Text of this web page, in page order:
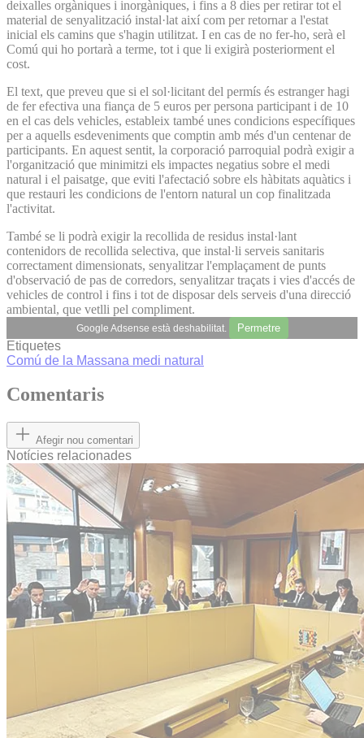
deixalles orgàniques i inorgàniques, i fins a 8 dies per retirar tot el
material de senyalització instal·lat així com per retornar a l'estat
inicial els camins que s'hagin utilitzat. I en cas de no fer-ho, serà el
Comú qui ho portarà a terme, tot i que li exigirà posteriorment el
cost.
El text, que preveu que si el sol·licitant del permís és estranger hagi
de fer efectiva una fiança de 5 euros per persona participant i de 10
en el cas dels vehicles, estableix també unes condicions específiques
per a aquells esdeveniments que comptin amb més d'un centenar de
participants. En aquest sentit, la corporació parroquial podrà exigir a
l'organització que minimitzi els impactes negatius sobre el medi
natural i el paisatge, que eviti l'afectació sobre els hàbitats aquàtics i
que restauri les condicions de l'entorn natural un cop finalitzada
l'activitat.
També se li podrà exigir la recollida de residus instal·lant
contenidors de recollida selectiva, que instal·li serveis sanitaris
correctament dimensionats, senyalitzar l'emplaçament de punts
d'observació de pas de corredors, senyalitzar traçats i vies d'accés de
vehicles de control i fins i tot de disposar dels serveis d'una direcció
ambiental, que vetlli pel compliment.
Google Adsense està deshabilitat. Permetre
Etiquetes
Comú de la Massana medi natural
Comentaris
Afegir nou comentari
Notícies relacionades